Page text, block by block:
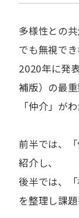
多様性との
でも無視でき
2020年に発
補版）の最
「仲介」が
前半では、
紹介し、
後半では、
を整理し課題